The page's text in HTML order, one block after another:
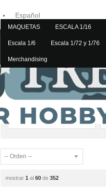
Español
Inglés
MAQUETAS ESCALA 1/16
Escala 1/6 Escala 1/72 y 1/76
Merchandising
Home ESCALA 1/16
ESCALA 1/16
mostrar 1 al 60 de 352